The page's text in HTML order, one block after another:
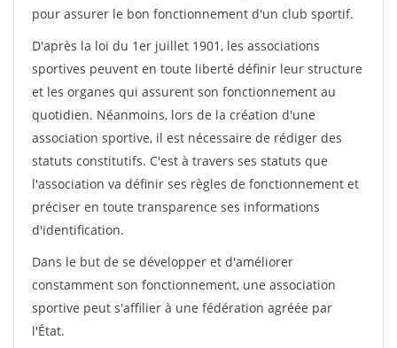
pour assurer le bon fonctionnement d'un club sportif.
D'après la loi du 1er juillet 1901, les associations
sportives peuvent en toute liberté définir leur structure
et les organes qui assurent son fonctionnement au
quotidien. Néanmoins, lors de la création d'une
association sportive, il est nécessaire de rédiger des
statuts constitutifs. C'est à travers ses statuts que
l'association va définir ses règles de fonctionnement et
préciser en toute transparence ses informations
d'identification.
Dans le but de se développer et d'améliorer
constamment son fonctionnement, une association
sportive peut s'affilier à une fédération agréée par
l'État.